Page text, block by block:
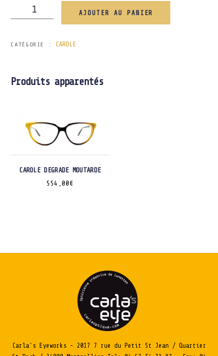
AJOUTER AU PANIER
CATÉGORIE : CAROLE
Produits apparentés
CAROLE DEGRADE MOUTARDE
554,00 €
Carla's Eyeworks - 2017 7 rue du Petit St Jean / Quartier